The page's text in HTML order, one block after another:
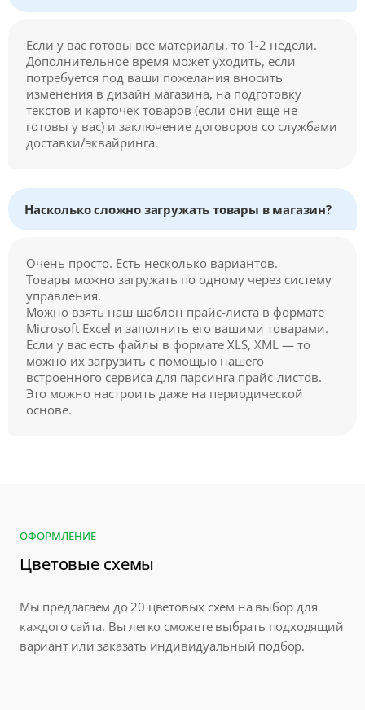
Если у вас готовы все материалы, то 1-2 недели.
Дополнительное время может уходить, если
потребуется под ваши пожелания вносить
изменения в дизайн магазина, на подготовку
текстов и карточек товаров (если они еще не
готовы у вас) и заключение договоров со службами
доставки/эквайринга.
Насколько сложно загружать товары в магазин?
Очень просто. Есть несколько вариантов.
Товары можно загружать по одному через систему
управления.
Можно взять наш шаблон прайс-листа в формате
Microsoft Excel и заполнить его вашими товарами.
Если у вас есть файлы в формате XLS, XML — то
можно их загрузить с помощью нашего
встроенного сервиса для парсинга прайс-листов.
Это можно настроить даже на периодической
основе.
ОФОРМЛЕНИЕ
Цветовые схемы
Мы предлагаем до 20 цветовых схем на выбор для
каждого сайта. Вы легко сможете выбрать подходящий
вариант или заказать индивидуальный подбор.